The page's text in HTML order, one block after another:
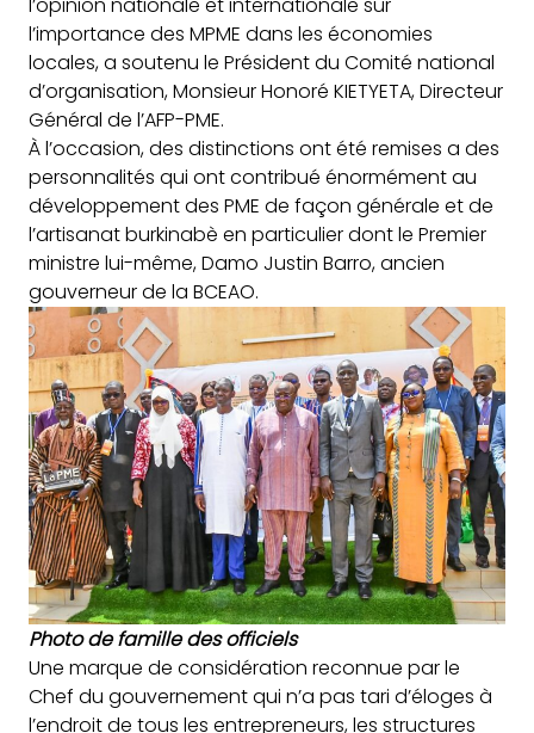
l’importance des MPME dans les économies
locales, a soutenu le Président du Comité national
d’organisation, Monsieur Honoré KIETYETA, Directeur
Général de l’AFP-PME.
À l’occasion, des distinctions ont été remises a des
personnalités qui ont contribué énormément au
développement des PME de façon générale et de
l’artisanat burkinabè en particulier dont le Premier
ministre lui-même, Damo Justin Barro, ancien
gouverneur de la BCEAO.
Photo de famille des officiels
Une marque de considération reconnue par le
Chef du gouvernement qui n’a pas tari d’éloges à
l’endroit de tous les entrepreneurs, les structures